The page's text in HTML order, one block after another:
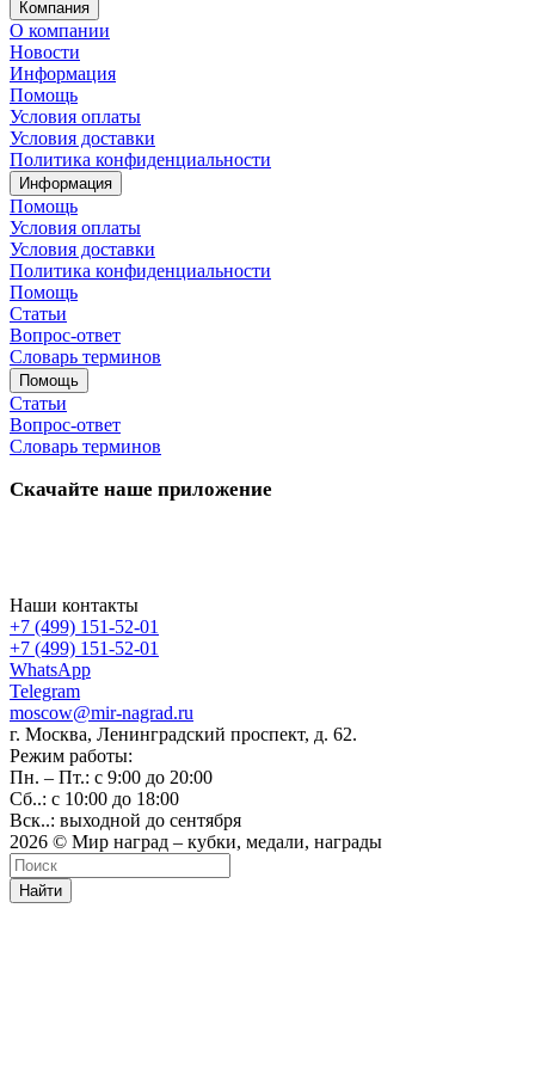
Компания
О компании
Новости
Информация
Помощь
Условия оплаты
Условия доставки
Политика конфиденциальности
Информация
Помощь
Условия оплаты
Условия доставки
Политика конфиденциальности
Помощь
Статьи
Вопрос-ответ
Словарь терминов
Помощь
Статьи
Вопрос-ответ
Словарь терминов
Скачайте наше приложение
Наши контакты
+7 (499) 151-52-01
+7 (499) 151-52-01
WhatsApp
Telegram
moscow@mir-nagrad.ru
г. Москва, Ленинградский проспект, д. 62.
Режим работы:
Пн. – Пт.: с 9:00 до 20:00
Сб..: с 10:00 до 18:00
Вск..: выходной до сентября
2026 © Мир наград – кубки, медали, награды
Найти